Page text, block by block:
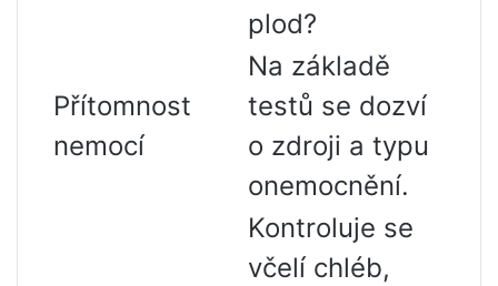
plod?
Přítomnost
nemocí
Na základě
testů se dozví
o zdroji a typu
onemocnění.
Kontroluje se
včelí chléb,